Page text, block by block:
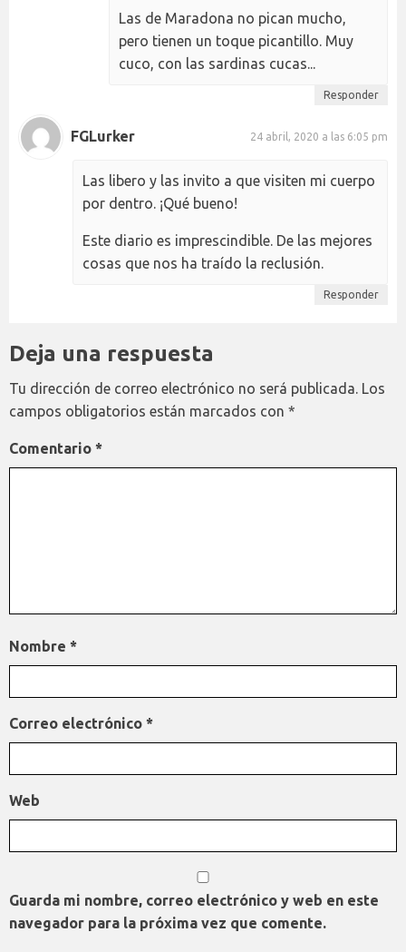
Las de Maradona no pican mucho,
pero tienen un toque picantillo. Muy
cuco, con las sardinas cucas...
Responder
FGLurker 24 abril, 2020 a las 6:05 pm
Las libero y las invito a que visiten mi cuerpo
por dentro. ¡Qué bueno!
Este diario es imprescindible. De las mejores
cosas que nos ha traído la reclusión.
Responder
Deja una respuesta
Tu dirección de correo electrónico no será publicada. Los
campos obligatorios están marcados con *
Comentario *
Nombre *
Correo electrónico *
Web
Guarda mi nombre, correo electrónico y web en este
navegador para la próxima vez que comente.